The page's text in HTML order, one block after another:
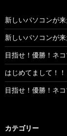
新しいパソコンが来
新しいパソコンが来
目指せ！優勝！ネ
はじめてまして！！
目指せ！優勝！ネ
カテゴリー